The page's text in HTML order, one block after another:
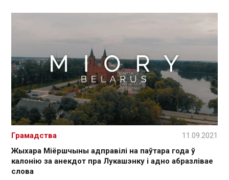
Жыхара Міёршчыны адправілі на паўтара года ў
калонію за анекдот пра Лукашэнку і адно абразлівае
слова
Грамадства 11.09.2021